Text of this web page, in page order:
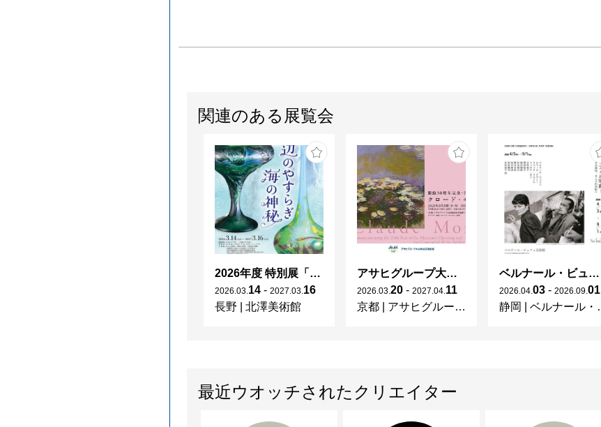
関連のある展覧会
2026年度 特別展「ガレとドーム、アール･ヌーヴォーのガラス 水辺のやすらぎ、海の神秘」
2026 03 14 - 2027 03 16
長野
北澤美術館
アサヒグループ大山崎山荘美術館 開館30周年記念展「没後100年 クロード・モネ」
2026 03 20 - 2027 04 11
京都
アサヒグループ大山崎山荘美術館
ベルナール・ビュフェと写真 ーカメラがとらえたビュフェとその時代、そして21 世紀へ
2026 04 03 - 2026 09 01
静岡
ベルナール・ビュフェ美術館
最近ウオッチされたクリエイター